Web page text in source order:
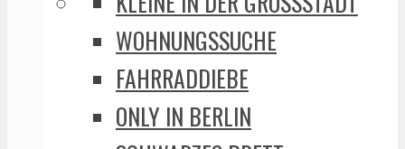
WOHNUNGSSUCHE
FAHRRADDIEBE
ONLY IN BERLIN